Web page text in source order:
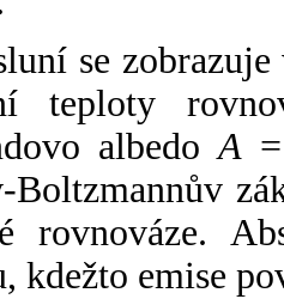
se
teploty
albedoA
Boltzmannův
rovnováze.
kdežto emise